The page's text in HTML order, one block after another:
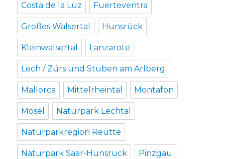
Costa de la Luz Fuerteventra
Großes Walsertal Hunsrück
Kleinwalsertal Lanzarote
Lech / Zürs und Stuben am Arlberg
Mallorca Mittelrheintal Montafon
Mosel Naturpark Lechtal
Naturparkregion Reutte
Naturpark Saar-Hunsrück Pinzgau